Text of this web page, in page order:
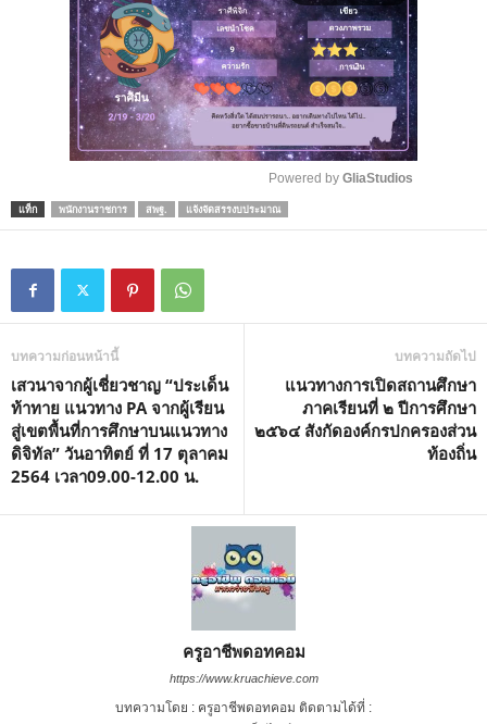
Powered by GliaStudios
แท็ก พนักงานราชการ สพฐ. แจ้งจัดสรรงบประมาณ
บทความก่อนหน้านี้
เสวนาจากผู้เชี่ยวชาญ “ประเด็น
ท้าทาย แนวทาง PA จากผู้เรียน
สู่เขตพื้นที่การศึกษาบนแนวทาง
ดิจิทัล” วันอาทิตย์ ที่ 17 ตุลาคม
2564 เวลา09.00-12.00 น.
บทความถัดไป
แนวทางการเปิดสถานศึกษา
ภาคเรียนที่ ๒ ปีการศึกษา
๒๕๖๔ สังกัดองค์กรปกครองส่วน
ท้องถิ่น
ครูอาชีพดอทคอม
https://www.kruachieve.com
บทความโดย : ครูอาชีพดอทคอม ติดตามได้ที่ :